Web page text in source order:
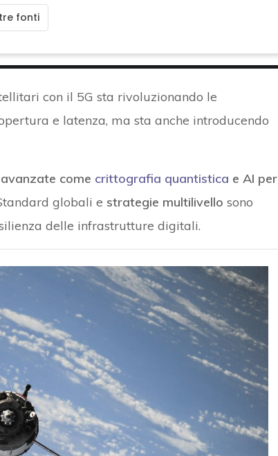
fonti
con il 5G sta rivoluzionando le
e latenza, ma sta anche introducendo
come crittografia quantistica e AI per
globali e strategie multilivello sono
delle infrastrutture digitali.